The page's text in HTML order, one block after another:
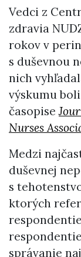
Vedci z
zdravia
rokov v
s duševnou
nich
výskumu
časopise
Nurses
Medzi
duševnej
s
ktorých
správanie